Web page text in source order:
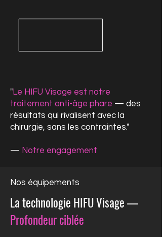
"Le HIFU Visage est notre
traitement anti-âge phare — des
résultats qui rivalisent avec la
chirurgie, sans les contraintes."
— Notre engagement
Nos équipements
La technologie HIFU Visage —
Profondeur ciblée